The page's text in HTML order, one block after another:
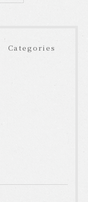
Categories